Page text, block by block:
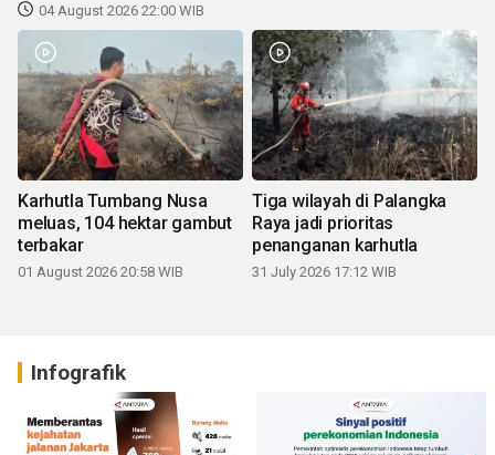
04 August 2026 22:00 WIB
Karhutla Tumbang Nusa
meluas, 104 hektar gambut
terbakar
01 August 2026 20:58 WIB
Tiga wilayah di Palangka
Raya jadi prioritas
penanganan karhutla
31 July 2026 17:12 WIB
Infografik